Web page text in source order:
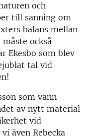
och
till sanning om
balans mellan
också
Ekesbo som blev
tal vid
som vann
av nytt material
vid
även Rebecka